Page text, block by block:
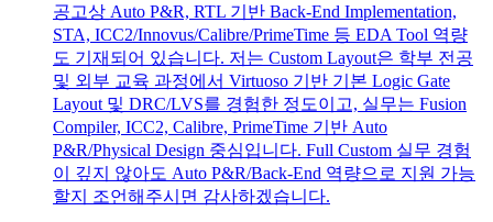
공고상 Auto P&R, RTL 기반 Back-End Implementation,
STA, ICC2/Innovus/Calibre/PrimeTime 등 EDA Tool 역량
도 기재되어 있습니다. 저는 Custom Layout은 학부 전공
및 외부 교육 과정에서 Virtuoso 기반 기본 Logic Gate
Layout 및 DRC/LVS를 경험한 정도이고, 실무는 Fusion
Compiler, ICC2, Calibre, PrimeTime 기반 Auto
P&R/Physical Design 중심입니다. Full Custom 실무 경험
이 깊지 않아도 Auto P&R/Back-End 역량으로 지원 가능
할지 조언해주시면 감사하겠습니다.